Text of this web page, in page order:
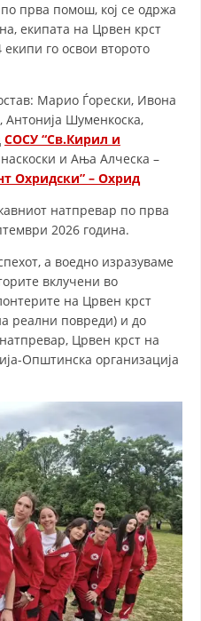
И РАЗВОЈ
ОДБОР
ПОСТАВЕНОСТ
ПРАВО
ВРЕДНОСТИ
НА АМБЛЕМОТ
ПРИ КАТАСТРОФИ
ОХРИД
ПРИ КАТАСТРОФИ
ЈАВНОСТ
ЈАВНО МИСЛЕЊЕ
СОРАБОТКА
прва помош, кој се одржа
екипата на Црвен крст
го освои второто
Марио Ѓорески, Ивона
Антонија Шуменкоска,
СОСУ “Св.Кирил и
и Ања Алческа –
Охридски” – Охрид
натпревар по прва
2026 година.
а воедно изразуваме
вклучени во
на Црвен крст
реални повреди) и до
Црвен крст на
Општинска организација